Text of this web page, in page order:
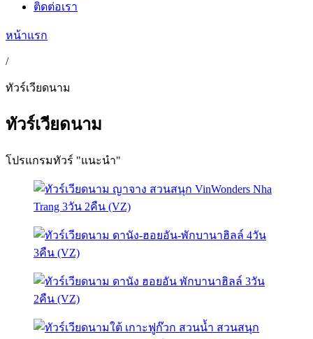
ติดต่อเรา
หน้าแรก
/
ทัวร์เวียดนาม
ทัวร์เวียดนาม
โปรแกรมทัวร์ "แนะนำ"